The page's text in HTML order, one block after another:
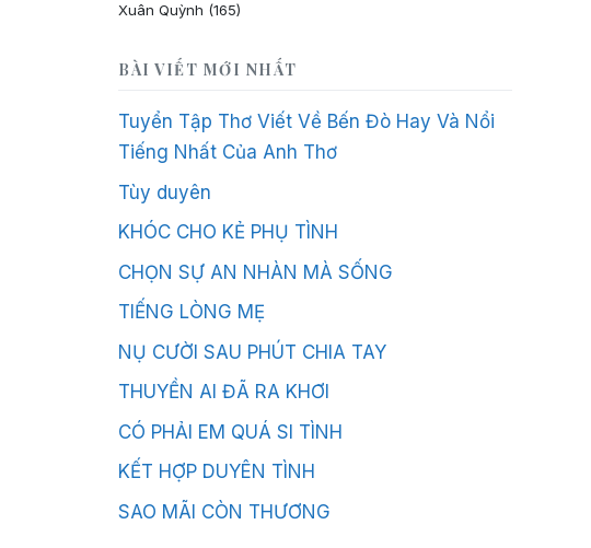
Xuân Quỳnh (165)
BÀI VIẾT MỚI NHẤT
Tuyển Tập Thơ Viết Về Bến Đò Hay Và Nổi
Tiếng Nhất Của Anh Thơ
Tùy duyên
KHÓC CHO KẺ PHỤ TÌNH
CHỌN SỰ AN NHÀN MÀ SỐNG
TIẾNG LÒNG MẸ
NỤ CƯỜI SAU PHÚT CHIA TAY
THUYỀN AI ĐÃ RA KHƠI
CÓ PHẢI EM QUÁ SI TÌNH
KẾT HỢP DUYÊN TÌNH
SAO MÃI CÒN THƯƠNG